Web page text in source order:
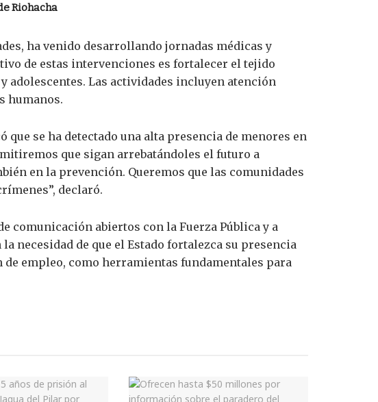
Riohacha
ha venido desarrollando jornadas médicas y
de estas intervenciones es fortalecer el tejido
Las actividades incluyen atención
humanos.
se ha detectado una alta presencia de menores en
que sigan arrebatándoles el futuro a
en la prevención. Queremos que las comunidades
declaró.
comunicación abiertos con la Fuerza Pública y a
de que el Estado fortalezca su presencia
empleo, como herramientas fundamentales para